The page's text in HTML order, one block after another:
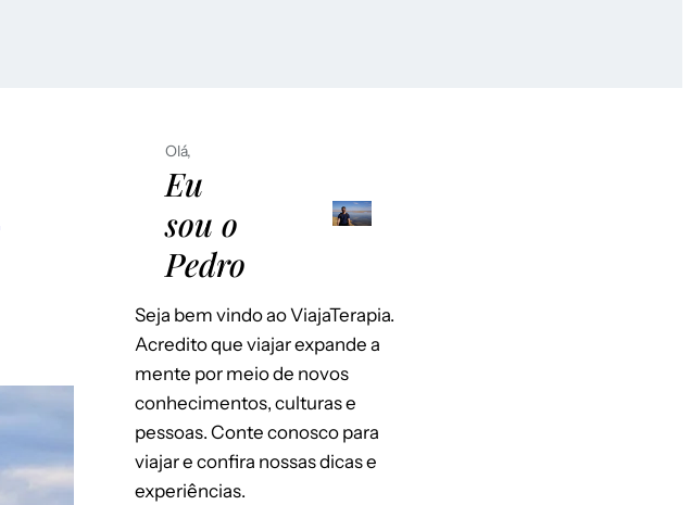
Olá,
Eu
sou o
Pedro
Seja bem vindo ao ViajaTerapia.
Acredito que viajar expande a
mente por meio de novos
conhecimentos, culturas e
pessoas. Conte conosco para
viajar e confira nossas dicas e
experiências.